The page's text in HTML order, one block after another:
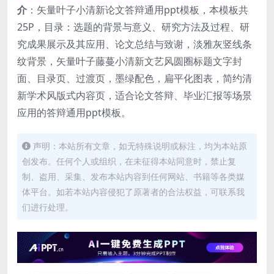
介 ：矢量叶子小清新论文答辩通用ppt模板，本模板共
25P，目录：选题的背景与意义、研究方法及过程、研
究成果展示及其应用、论文总结与致谢，淡雅灰竖线条
纹背景，矢量叶子藤蔓小清新文艺风圆圈标题文字封
面、目录页、过渡页，墨绿配色，扁平化图表，简约清
新学术风版式内容页，适合论文答辩、毕业汇报等场景
应用的答辩通用ppt模板。
声明：本站所有文章，如无特殊说明或标注，均为本站原
创发布。任何个人或组织，在未征得本站同意时，禁止复
制、盗用、采集、发布本站内容到任何网站、书籍等各类媒
体平台。如若本站内容侵犯了原著者的合法权益，可联系我
们进行处理。